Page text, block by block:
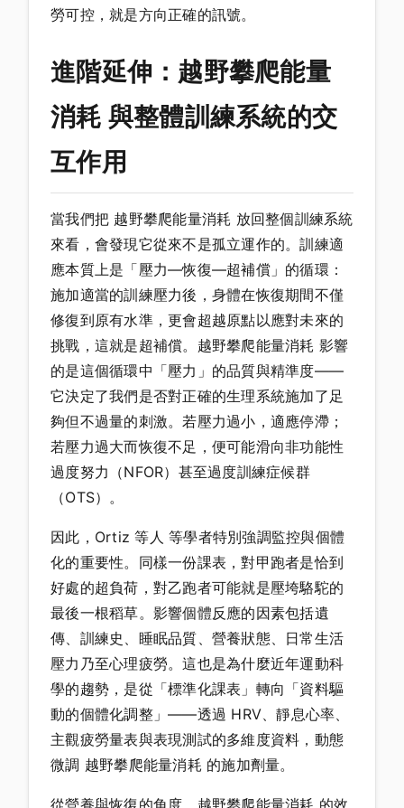
勞可控，就是方向正確的訊號。
進階延伸：越野攀爬能量
消耗 與整體訓練系統的交
互作用
當我們把 越野攀爬能量消耗 放回整個訓練系統
來看，會發現它從來不是孤立運作的。訓練適
應本質上是「壓力—恢復—超補償」的循環：
施加適當的訓練壓力後，身體在恢復期間不僅
修復到原有水準，更會超越原點以應對未來的
挑戰，這就是超補償。越野攀爬能量消耗 影響
的是這個循環中「壓力」的品質與精準度——
它決定了我們是否對正確的生理系統施加了足
夠但不過量的刺激。若壓力過小，適應停滯；
若壓力過大而恢復不足，便可能滑向非功能性
過度努力（NFOR）甚至過度訓練症候群
（OTS）。
因此，Ortiz 等人 等學者特別強調監控與個體
化的重要性。同樣一份課表，對甲跑者是恰到
好處的超負荷，對乙跑者可能就是壓垮駱駝的
最後一根稻草。影響個體反應的因素包括遺
傳、訓練史、睡眠品質、營養狀態、日常生活
壓力乃至心理疲勞。這也是為什麼近年運動科
學的趨勢，是從「標準化課表」轉向「資料驅
動的個體化調整」——透過 HRV、靜息心率、
主觀疲勞量表與表現測試的多維度資料，動態
微調 越野攀爬能量消耗 的施加劑量。
從營養與恢復的角度，越野攀爬能量消耗 的效